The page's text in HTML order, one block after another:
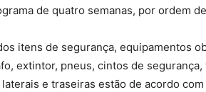
de quatro semanas, por ordem
itens de segurança, equipamentos
extintor, pneus, cintos de
e traseiras estão de acordo